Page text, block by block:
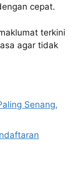
cepat.
terkini
agar tidak
Senang,